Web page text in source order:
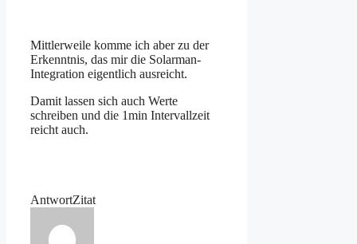
Mittlerweile komme ich aber zu der
Erkenntnis, das mir die Solarman-
Integration eigentlich ausreicht.
Damit lassen sich auch Werte
schreiben und die 1min Intervallzeit
reicht auch.
AntwortZitat